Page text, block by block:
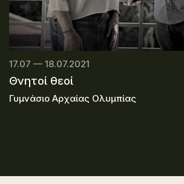
17.07 — 18.07.2021
Θνητοί θεοί
Γυμνάσιο Αρχαίας Ολυμπίας